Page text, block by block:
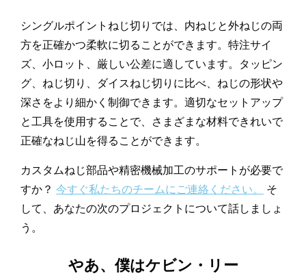
シングルポイントねじ切りでは、内ねじと外ねじの両
方を正確かつ柔軟に切ることができます。特注サイ
ズ、小ロット、厳しい公差に適しています。タッピン
グ、ねじ切り、ダイスねじ切りに比べ、ねじの形状や
深さをより細かく制御できます。適切なセットアップ
と工具を使用することで、さまざまな材料できれいで
正確なねじ山を得ることができます。
カスタムねじ部品や精密機械加工のサポートが必要で
すか？ 今すぐ私たちのチームにご連絡ください。
そ
して、あなたの次のプロジェクトについて話しましょ
う。
やあ、僕はケビン・リー